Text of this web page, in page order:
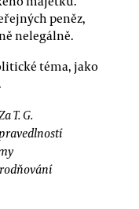
peněz,
nelegálně.
téma, jako
T. G.